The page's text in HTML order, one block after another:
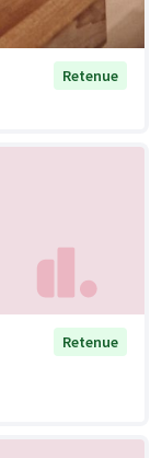
Retenue
Retenue